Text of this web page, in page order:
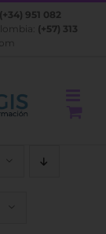
(+34) 951 082
(+57) 313